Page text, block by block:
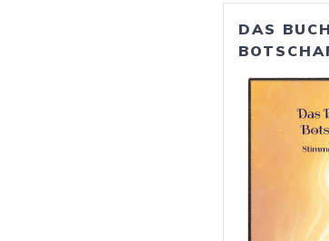
DAS